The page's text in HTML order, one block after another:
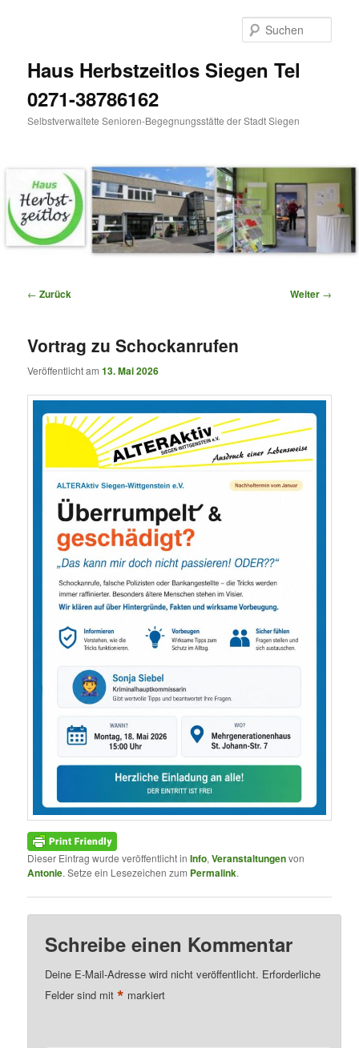
Haus Herbstzeitlos Siegen Tel
0271-38786162
Selbstverwaltete Senioren-Begegnungsstätte der Stadt Siegen
Beitragsnavigation
← Zurück Weiter →
Vortrag zu Schockanrufen
Veröffentlicht am13. Mai 2026
Dieser Eintrag wurde veröffentlicht inInfo,Veranstaltungenvon
Antonie. Setze ein Lesezeichen zum Permalink.
Schreibe einen Kommentar
Deine E-Mail-Adresse wird nicht veröffentlicht. Erforderliche
Felder sind mit* markiert